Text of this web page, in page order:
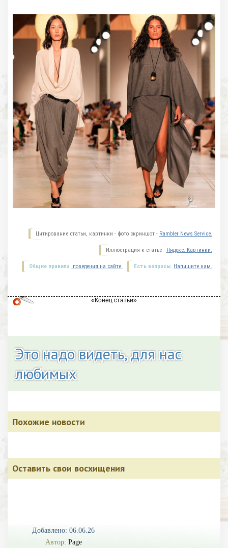
Добавлено: 06.06.26
Автор: Page
Цитирование статьи, картинки - фото скриншот - Rambler News Service.
Иллюстрация к статье - Яндекс. Картинки.
Есть вопросы. Напишите нам.
Общие правила поведения на сайте.
Это надо видеть, для нас
любимых
Похожие новости
Оставить свои восхищения